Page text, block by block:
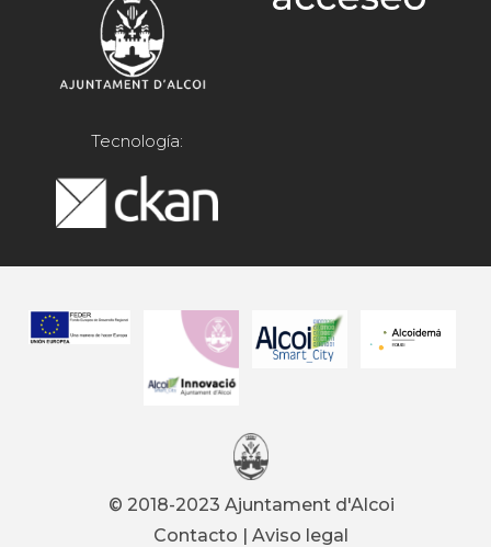
Tecnología:
© 2018-2023 Ajuntament d'Alcoi
Contacto | Aviso legal